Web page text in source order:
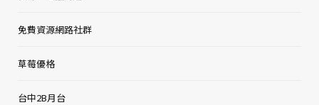
免費資源網路社群
草莓優格
台中2B月台